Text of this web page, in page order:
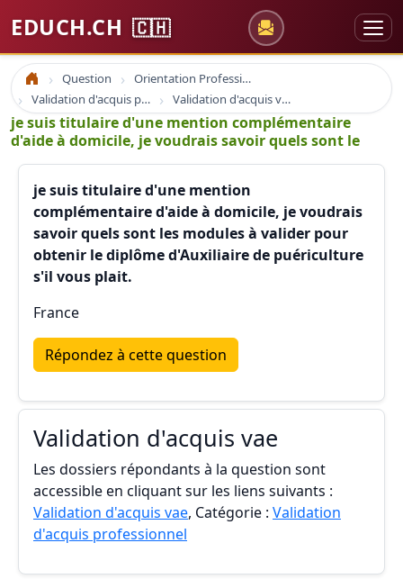
EDUCH.CH 🇨🇭
Accueil Question
Orientation Professionnelle
Validation d'acquis professionnel
Validation d'acquis vae
je suis titulaire d'une mention complémentaire
d'aide à domicile, je voudrais savoir quels sont le
je suis titulaire d'une mention
complémentaire d'aide à domicile, je voudrais
savoir quels sont les modules à valider pour
obtenir le diplôme d'Auxiliaire de puériculture
s'il vous plait.
France
Répondez à cette question
Validation d'acquis vae
Les dossiers répondants à la question sont
accessible en cliquant sur les liens suivants :
Validation d'acquis vae, Catégorie : Validation
d'acquis professionnel